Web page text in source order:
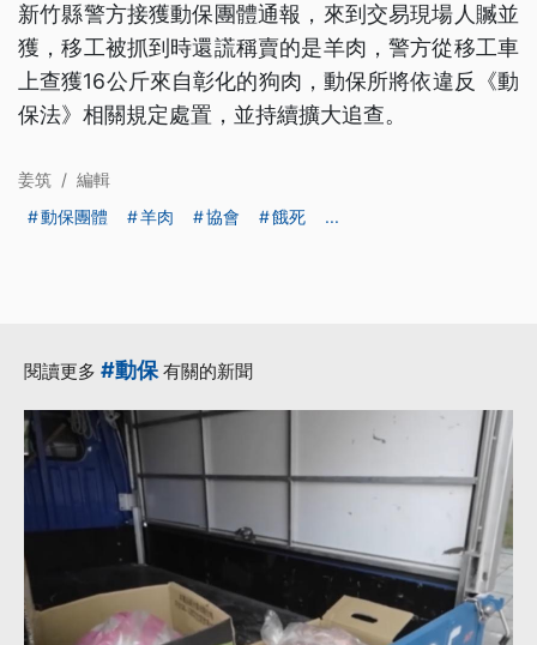
新竹縣警方接獲動保團體通報，來到交易現場人贓並
獲，移工被抓到時還謊稱賣的是羊肉，警方從移工車
上查獲16公斤來自彰化的狗肉，動保所將依違反《動
保法》相關規定處置，並持續擴大追查。
姜筑 / 編輯
動保團體
羊肉 協會 餓死 ...
閱讀更多 #動保有關的新聞